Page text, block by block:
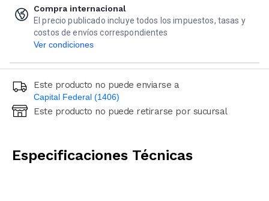
Compra internacional
El precio publicado incluye todos los impuestos, tasas y
costos de envíos correspondientes
Ver condiciones
Este producto no puede enviarse a
Capital Federal (1406)
Ingresá código postal (sólo números)
Este producto no puede retirarse por sucursal
Especificaciones Técnicas